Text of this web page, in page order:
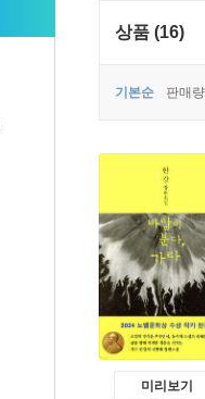
상품 (16)
기본순 판매
미리보기